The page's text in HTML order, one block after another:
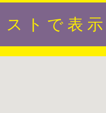
ストで表示